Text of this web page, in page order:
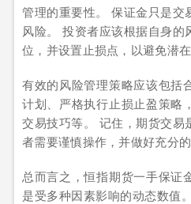
管理的重要性。 保证金只是交
风险。 投资者应该根据自身
位，并设置止损点，以避免潜在
有效的风险管理策略应该包括
计划、严格执行止损止盈策略
交易技巧等。 记住，期货交易
者需要谨慎操作，并做好充分的
总而言之，恒指期货一手保证
是受多种因素影响的动态数值